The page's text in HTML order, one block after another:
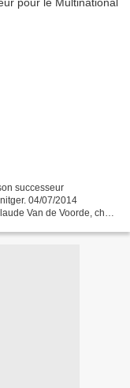
successeur
04/07/2014
Van de Voorde, chef